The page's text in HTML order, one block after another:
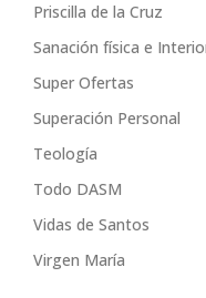
Priscilla de la Cruz
Sanación física e
Super Ofertas
Superación Personal
Teología
Todo DASM
Vidas de Santos
Virgen María